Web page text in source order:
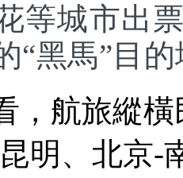
等城市出
“黑馬”目
，航旅縱
明、北京-